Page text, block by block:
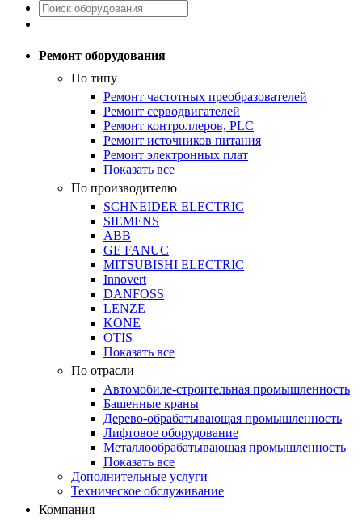
Ремонт оборудования
По типу
Ремонт частотных преобразователей
Ремонт серводвигателей
Ремонт контроллеров, PLC
Ремонт источников питания
Ремонт электронных плат
Показать все
По производителю
SCHNEIDER ELECTRIC
SIEMENS
ABB
GE FANUC
MITSUBISHI ELECTRIC
Innovert
DANFOSS
LENZE
KONE
OTIS
Показать все
По отрасли
Автомобиле-строительная промышленность
Башенные краны
Дерево-обрабатывающая промышленность
Лифтовое оборудование
Металлообрабатывающая промышленность
Показать все
Дополнительные услуги
Техническое обслуживание
Компания